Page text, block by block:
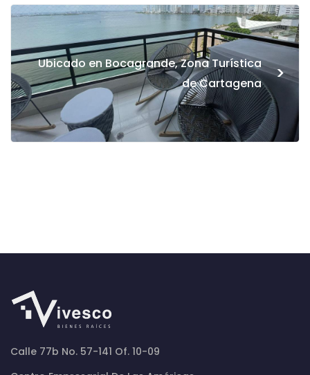
Ubicado en Bocagrande, Zona Turística
de Cartagena
>
Calle 77b No. 57-141 Of. 10-09